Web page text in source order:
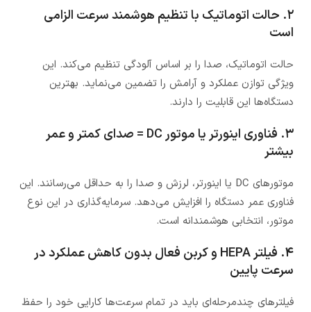
۲. حالت اتوماتیک با تنظیم هوشمند سرعت الزامی
است
حالت اتوماتیک، صدا را بر اساس آلودگی تنظیم می‌کند. این
ویژگی توازن عملکرد و آرامش را تضمین می‌نماید. بهترین
دستگاه‌ها این قابلیت را دارند.
۳. فناوری اینورتر یا موتور DC = صدای کمتر و عمر
بیشتر
موتورهای DC یا اینورتر، لرزش و صدا را به حداقل می‌رسانند. این
فناوری عمر دستگاه را افزایش می‌دهد. سرمایه‌گذاری در این نوع
موتور، انتخابی هوشمندانه است.
۴. فیلتر HEPA و کربن فعال بدون کاهش عملکرد در
سرعت پایین
فیلترهای چندمرحله‌ای باید در تمام سرعت‌ها کارایی خود را حفظ